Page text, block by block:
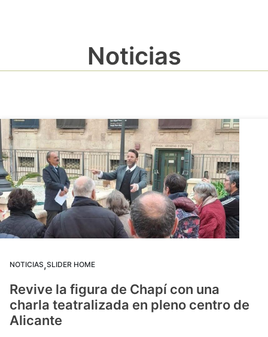
Noticias
NOTICIAS,SLIDER HOME
Revive la figura de Chapí con una
charla teatralizada en pleno centro de
Alicante